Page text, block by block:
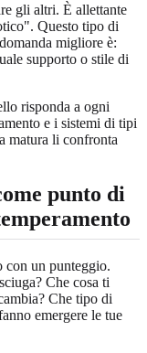
gli altri. È allettante
Questo tipo di
migliore è:
supporto o stile di
risponda a ogni
e i sistemi di tipi
matura li confronta
punto di
con un punteggio.
Che cosa ti
Che tipo di
emergere le tue